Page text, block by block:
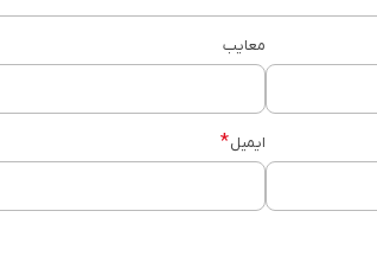
معایب
ایمیل*